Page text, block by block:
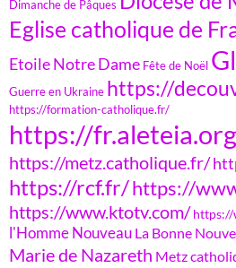
Dimanche de Pâques
Eglise catholique de
Etoile Notre Dame Fête de Noël
Guerre en Ukraine https://
https://formation-catholique.fr/
https://
https://metz.catholique.fr/
https://rcf.fr/https://
https://www.ktotv.com/
l'Homme Nouveau La Bonne
Marie de Nazareth Metz